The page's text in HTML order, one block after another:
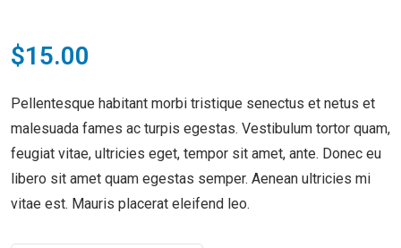
$15.00
Pellentesque habitant morbi tristique senectus et netus et
malesuada fames ac turpis egestas. Vestibulum tortor quam,
feugiat vitae, ultricies eget, tempor sit amet, ante. Donec eu
libero sit amet quam egestas semper. Aenean ultricies mi
vitae est. Mauris placerat eleifend leo.